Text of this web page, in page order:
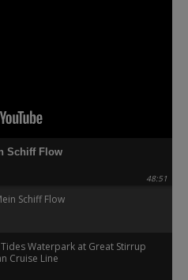
Schiff Flow
48:51
Schiff Flow
Waterpark at Great Stirrup
Cruise Line